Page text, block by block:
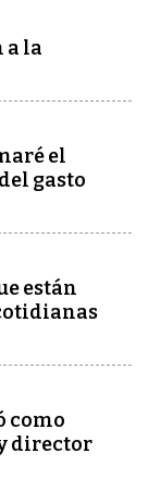
a la
el
gasto
están
como
director